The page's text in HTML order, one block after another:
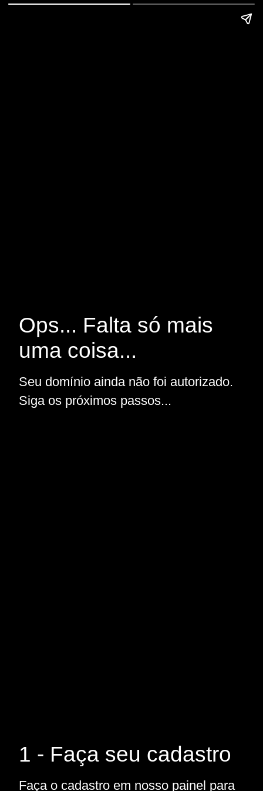
Ops... Falta só mais
uma coisa...
Seu domínio ainda não foi autorizado.
Siga os próximos passos...
1 - Faça seu cadastro
Faça o cadastro em nosso painel para